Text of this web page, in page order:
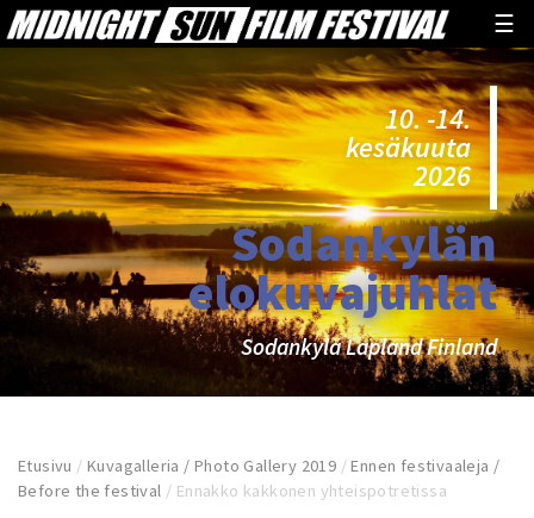
☰
10. -14.
kesäkuuta
2026
Sodankylän
elokuvajuhlat
Sodankylä Lapland Finland
Etusivu /Kuvagalleria / Photo Gallery 2019 /Ennen festivaaleja /
Before the festival / Ennakko kakkonen yhteispotretissa